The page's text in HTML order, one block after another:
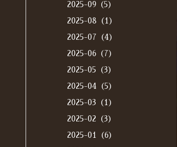
2025-09（5）
2025-08（1）
2025-07（4）
2025-06（7）
2025-05（3）
2025-04（5）
2025-03（1）
2025-02（3）
2025-01（6）